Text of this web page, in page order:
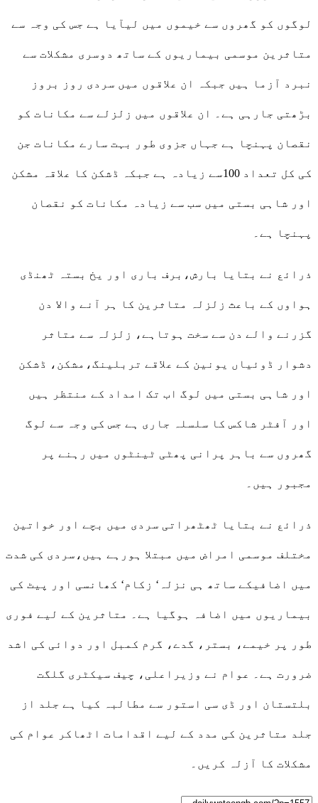
لوگوں کو گھروں سے خیموں میں لیآیا ہے جس کی وجہ سے
متاثرین موسمی بیماریوں کے ساتھ دوسری مشکلات سے
نبرد آزما ہیں جبکہ ان علاقوں میں سردی روز بروز
بڑھتی جارہی ہے۔ ان علاقوں میں زلزلے سے مکانات کو
نقصان پہنچا ہے جہاں جزوی طور بہت سارے مکانات جن
کی کل تعداد 100سے زیادہ ہے جبکہ ڈشکن کا علاقہ مشکن
اور شاہی بستی میں سب سے زیادہ مکانات کو نقصان
پہنچا ہے۔
ذرائع نے بتایا بارش،برف باری اور یخ بستہ ٹھنڈی
ہواوں کے باعث زلزلہ متاثرین کا ہر آنے والا دن
گزرنے والے دن سے سخت ہوتاہے، زلزلہ سے متاثر
دشوار ڈوئیاں یونین کے علاقے تربلینگ،مشکن، ڈشکن
اور شاہی بستی میں لوگ اب تک امداد کے منتظر ہیں
اور آفٹر شاکس کا سلسلہ جاری ہے جس کی وجہ سے لوگ
گھروں سے باہر پرانی پھٹی ٹینٹوں میں رہنے پر
مجبور ہیں۔
ذرائع نے بتایا ٹھٹھراتی سردی میں بچے اور خواتین
مختلف موسمی امراض میں مبتلا ہورہے ہیں،سردی کی شدت
میں اضافیکے ساتھ ہی نزلہ‘ زکام‘ کھانسی اور پیٹ کی
بیماریوں میں اضافہ ہوگیا ہے۔ متاثرین کے لیے فوری
طور پر خیمے، بستر، گدے، گرم کمبل اور دوائی کی اشد
ضرورت ہے۔ عوام نے وزیراعلی، چیف سیکٹری گلگت
بلتستان اور ڈی سی استور سے مطالبہ کیا ہے جلد از
جلد متاثرین کی مدد کے لیے اقدامات اٹھاکر عوام کی
مشکلات کا آزلہ کریں۔